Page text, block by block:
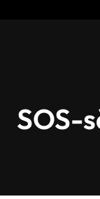
SOS-